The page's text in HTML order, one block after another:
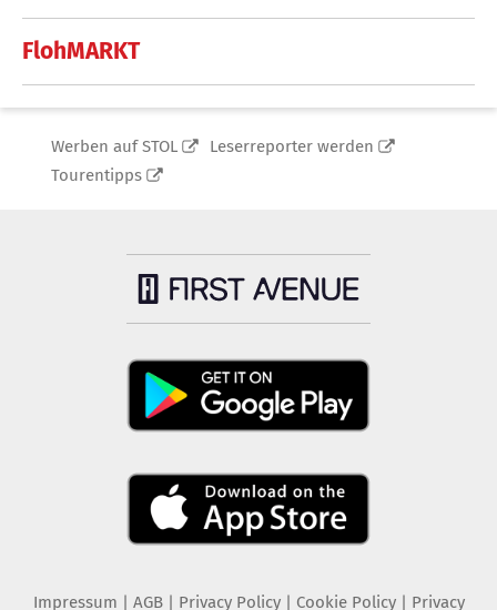
FlohMARKT
Werben auf STOL
Leserreporter werden
Tourentipps
Impressum AGB Privacy Policy| Cookie Policy| Privacy